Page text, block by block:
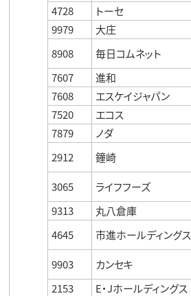
4728
トーセ
9979
大庄
8908
毎日コムネット
7607
進和
7608
エスケイジャパン
7520
エコス
7879
ノダ
2912
鐘崎
3065
ライフフーズ
9313
丸八倉庫
4645
市進ホールディングス
9903
カンセキ
2153
E・Jホールディングス